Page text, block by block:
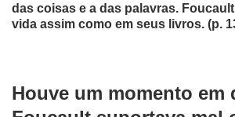
das coisas e a das palavras.
vida assim como em seus livros. (p.
Houve um momento em